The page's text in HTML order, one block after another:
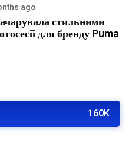
ago
стильними
для бренду Puma
160K